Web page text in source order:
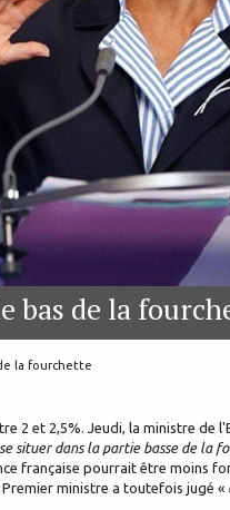
bas de la
la fourchette
2 et 2,5%. Jeudi, la ministre de
situer dans la partie basse de la
française pourrait être moins
ministre a toutefois jugé «